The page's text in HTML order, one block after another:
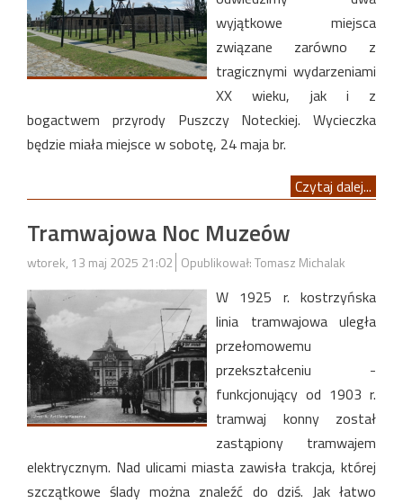
wyjątkowe miejsca
związane zarówno z
tragicznymi wydarzeniami
XX wieku, jak i z
bogactwem przyrody Puszczy Noteckiej. Wycieczka
będzie miała miejsce w sobotę, 24 maja br.
Czytaj dalej...
Tramwajowa Noc Muzeów
wtorek, 13 maj 2025 21:02 Opublikował: Tomasz Michalak
W 1925 r. kostrzyńska
linia tramwajowa uległa
przełomowemu
przekształceniu -
funkcjonujący od 1903 r.
tramwaj konny został
zastąpiony tramwajem
elektrycznym. Nad ulicami miasta zawisła trakcja, której
szczątkowe ślady można znaleźć do dziś. Jak łatwo